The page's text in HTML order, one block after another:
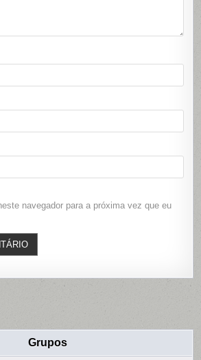
navegador para a próxima vez que eu
Grupos